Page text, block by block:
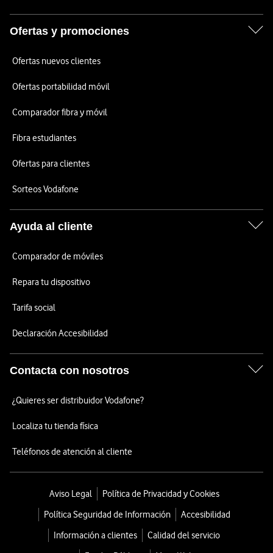
Ofertas y promociones
Ofertas nuevos clientes
Ofertas portabilidad móvil
Comparador fibra y móvil
Fibra estudiantes
Ofertas para clientes
Sorteos Vodafone
Ayuda al cliente
Comparador de móviles
Repara tu dispositivo
Tarifa social
Declaración Accesibilidad
Contacta con nosotros
¿Quieres ser distribuidor Vodafone?
Localiza tu tienda física
Teléfonos de atención al cliente
Aviso Legal
Política de Privacidad y Cookies
Política Seguridad de Información
Accesibilidad
Información a clientes
Calidad del servicio